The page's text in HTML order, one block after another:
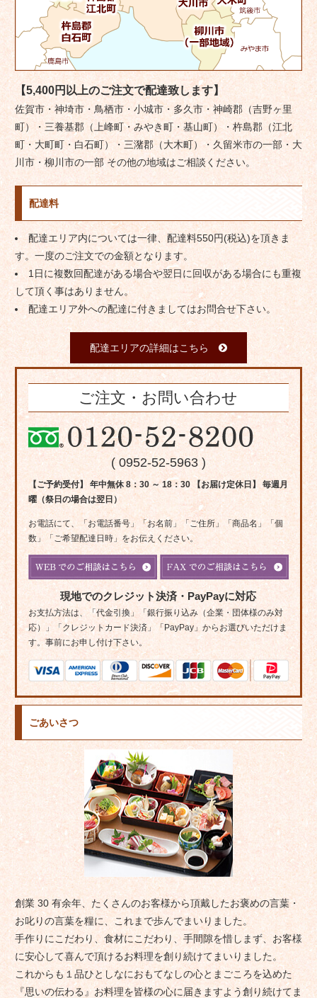
【5,400円以上のご注文で配達致します】
佐賀市・神埼市・鳥栖市・小城市・多久市・神崎郡（吉野ヶ里
町）・三養基郡（上峰町・みやき町・基山町）・杵島郡（江北
町・大町町・白石町）・三潴郡（大木町）・久留米市の一部・大
川市・柳川市の一部 その他の地域はご相談ください。
配達料
配達エリア内については一律、配達料550円(税込)を頂きま
す。一度のご注文での金額となります。
1日に複数回配達がある場合や翌日に回収がある場合にも重複
して頂く事はありません。
配達エリア外への配達に付きましてはお問合せ下さい。
配達エリアの詳細はこちら
ご注文・お問い合わせ
( 0952-52-5963 )
【ご予約受付】 年中無休 8：30 ～ 18：30 【お届け定休日】 毎週月
曜（祭日の場合は翌日）
お電話にて、「お電話番号」「お名前」「ご住所」「商品名」「個
数」「ご希望配達日時」をお伝えください。
現地でのクレジット決済・PayPayに対応
お支払方法は、「代金引換」「銀行振り込み（企業・団体様のみ対
応）」「クレジットカード決済」「PayPay」からお選びいただけま
す。事前にお申し付け下さい。
ごあいさつ
創業 30 有余年、たくさんのお客様から頂戴したお褒めの言葉・
お叱りの言葉を糧に、これまで歩んでまいりました。
手作りにこだわり、食材にこだわり、手間隙を惜しまず、お客様
に安心して喜んで頂けるお料理を創り続けてまいりました。
これからも１品ひとしなにおもてなしの心とまごころを込めた
『思いの伝わる』お料理を皆様の心に届きますよう創り続けてま